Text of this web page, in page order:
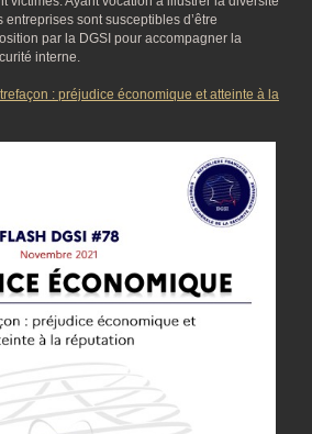
sont susceptibles d’être
par la DGSI pour accompagner la
interne.
: préjudice économique et atteinte à la